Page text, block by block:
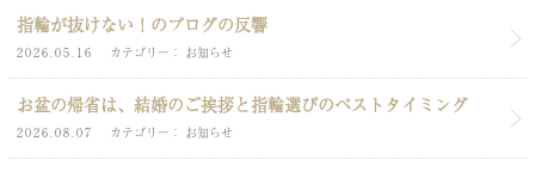
指輪が抜けない！のブログの反響
2026.05.16 カテゴリー お知らせ
お盆の帰省は、結婚のご挨拶と指輪選びのベストタイミング
2026.08.07 カテゴリー お知らせ